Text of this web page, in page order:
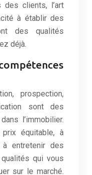
des clients, l’art
à établir des
des qualités
déjà.
prospection,
sont des
l’immobilier.
équitable, à
entretenir des
qui vous
sur le marché.